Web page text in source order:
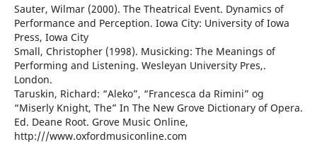
Sauter, Wilmar (2000). The Theatrical Event. Dynamics of
Performance and Perception. Iowa City: University of Iowa
Press, Iowa City
Small, Christopher (1998). Musicking: The Meanings of
Performing and Listening. Wesleyan University Pres,.
London.
Taruskin, Richard: “Aleko”, “Francesca da Rimini” og
“Miserly Knight, The” In The New Grove Dictionary of Opera.
Ed. Deane Root. Grove Music Online,
http:///www.oxfordmusiconline.com